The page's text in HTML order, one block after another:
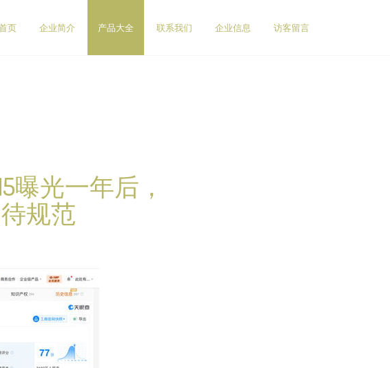
页 企业简介 产品大全 联系我们 企业信息 访客留言
曝光一年后，
规范